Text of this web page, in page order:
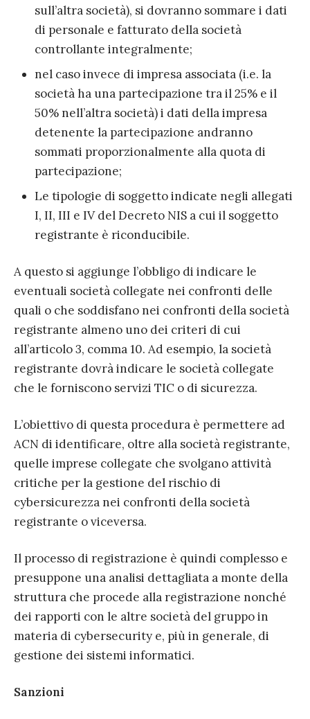
sull’altra società), si dovranno sommare i dati
di personale e fatturato della società
controllante integralmente;
nel caso invece di impresa associata (i.e. la
società ha una partecipazione tra il 25% e il
50% nell’altra società) i dati della impresa
detenente la partecipazione andranno
sommati proporzionalmente alla quota di
partecipazione;
Le tipologie di soggetto indicate negli allegati
I, II, III e IV del Decreto NIS a cui il soggetto
registrante è riconducibile.
A questo si aggiunge l’obbligo di indicare le
eventuali società collegate nei confronti delle
quali o che soddisfano nei confronti della società
registrante almeno uno dei criteri di cui
all’articolo 3, comma 10. Ad esempio, la società
registrante dovrà indicare le società collegate
che le forniscono servizi TIC o di sicurezza.
L’obiettivo di questa procedura è permettere ad
ACN di identificare, oltre alla società registrante,
quelle imprese collegate che svolgano attività
critiche per la gestione del rischio di
cybersicurezza nei confronti della società
registrante o viceversa.
Il processo di registrazione è quindi complesso e
presuppone una analisi dettagliata a monte della
struttura che procede alla registrazione nonché
dei rapporti con le altre società del gruppo in
materia di cybersecurity e, più in generale, di
gestione dei sistemi informatici.
Sanzioni